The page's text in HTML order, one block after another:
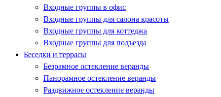
Входные группы в офис
Входные группы для салона красоты
Входные группы для коттеджа
Входные группы для подъезда
Беседки и террасы
Безрамное остекление веранды
Панорамное остекление веранды
Раздвижное остекление веранды